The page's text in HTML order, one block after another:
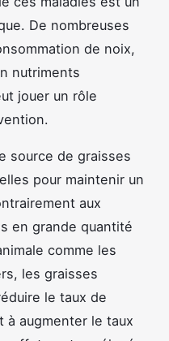
De nombreuses
de noix,
nutriments
jouer un rôle
source de graisses
pour maintenir un
aux
en grande quantité
comme les
les graisses
le taux de
à augmenter le taux